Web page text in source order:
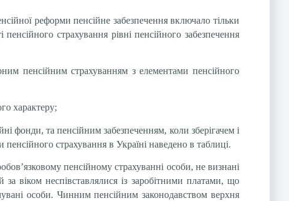
реформи пенсійне забезпечення включало тільки
страхування рівні пенсійного забезпечення
пенсійним страхуванням з елементами пенсійного
характеру;
фонди, та пенсійним забезпеченням, коли зберігачем і
страхування в Україні наведено в таблиці.
пенсійному страхуванні особи, не визнані
віком неспівставлялися із заробітними платами, що
особи. Чинним пенсійним законодавством верхня